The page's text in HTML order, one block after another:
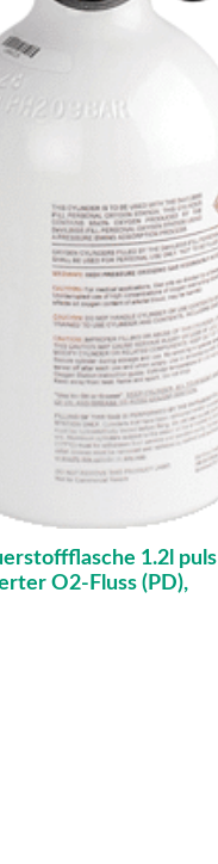
1.2l puls
O2-Fluss (PD),